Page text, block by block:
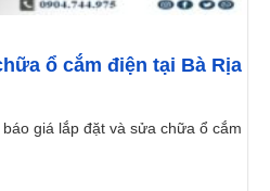
ổ cắm điện tại Bà Rịa
giá lắp đặt và sửa chữa ổ cắm